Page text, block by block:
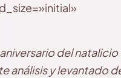
del natalicio
análisis y levantado